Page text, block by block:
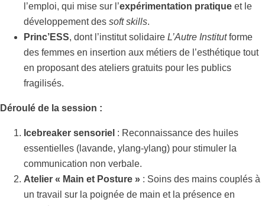
l’emploi, qui mise sur l’expérimentation pratique et le
développement des soft skills.
Princ’ESS, dont l’institut solidaire L’Autre Institutforme
des femmes en insertion aux métiers de l’esthétique tout
en proposant des ateliers gratuits pour les publics
fragilisés.
Déroulé de la session :
Icebreaker sensoriel : Reconnaissance des huiles
essentielles (lavande, ylang-ylang) pour stimuler la
communication non verbale.
Atelier « Main et Posture » : Soins des mains couplés à
un travail sur la poignée de main et la présence en